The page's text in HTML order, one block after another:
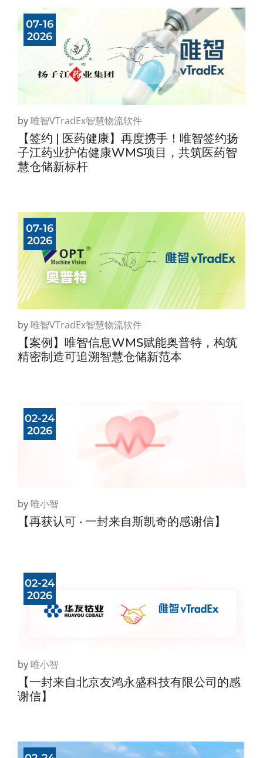
07-16
2026
by唯智vTradEx智慧物流软件
【签约 | 医药健康】再度携手！唯智签约扬
子江药业护佑健康WMS项目，共筑医药智
慧仓储新标杆
07-16
2026
by唯智vTradEx智慧物流软件
【案例】唯智信息WMS赋能奥普特，构筑
精密制造可追溯智慧仓储新范本
02-24
2026
by唯小智
【再获认可 · 一封来自斯凯奇的感谢信】
02-24
2026
by唯小智
【一封来自北京友鸿永盛科技有限公司的感
谢信】